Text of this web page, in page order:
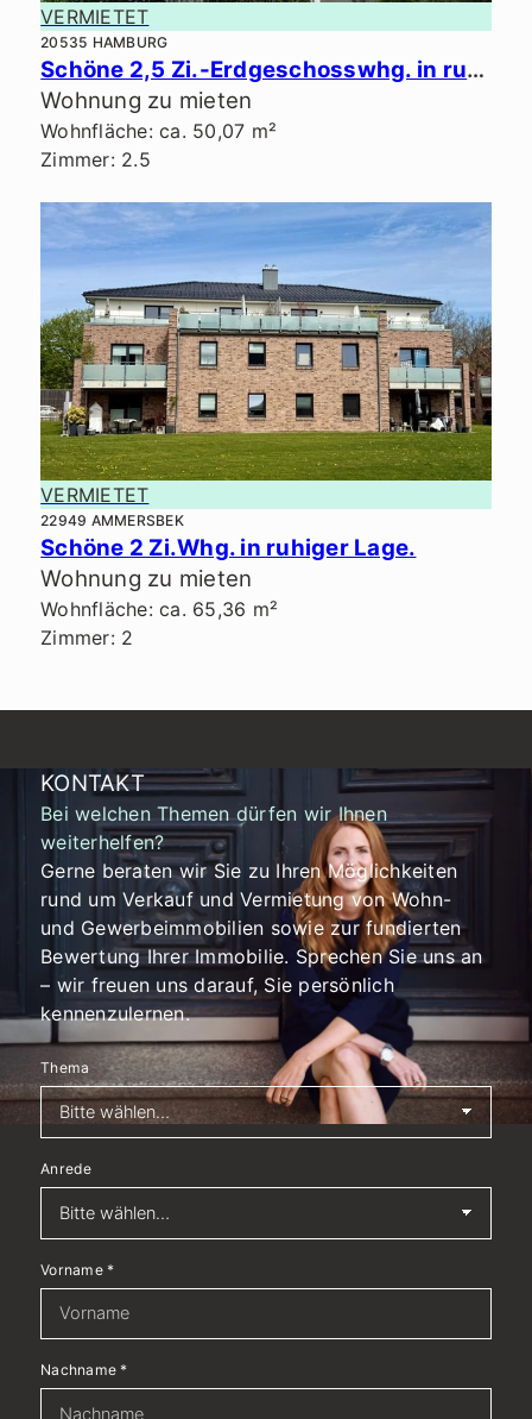
VERMIETET
20535 HAMBURG
Schöne 2,5 Zi.-Erdgeschosswhg. in ruhiger Lage.
Wohnung zu mieten
Wohnfläche: ca. 50,07 m²
Zimmer: 2.5
VERMIETET
22949 AMMERSBEK
Schöne 2 Zi.Whg. in ruhiger Lage.
Wohnung zu mieten
Wohnfläche: ca. 65,36 m²
Zimmer: 2
KONTAKT
Bei welchen Themen dürfen wir Ihnen
weiterhelfen?
Gerne beraten wir Sie zu Ihren Möglichkeiten
rund um Verkauf und Vermietung von Wohn-
und Gewerbeimmobilien sowie zur fundierten
Bewertung Ihrer Immobilie. Sprechen Sie uns an
– wir freuen uns darauf, Sie persönlich
kennenzulernen.
Thema
Anrede
Vorname*
Nachname*